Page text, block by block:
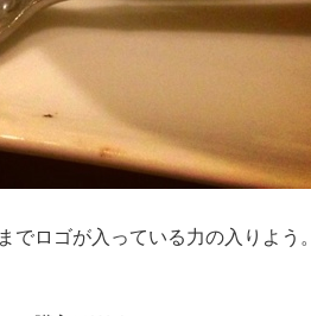
でロゴが入っている力の入りよう。